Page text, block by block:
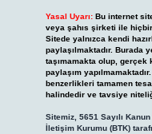
Yasal Uyarı: Bu internet
veya şahıs şirketi ile hiçbir
Sitede yalnızca kendi
paylaşılmaktadır. Burada
taşımamakta olup, gerçek
paylaşım
benzerlikleri tamamen
halindedir ve tavsiye
Sitemiz, 5651 Sayılı
İletişim Kurumu (BTK)